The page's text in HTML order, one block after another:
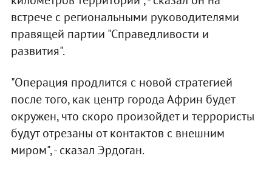
встрече с региональными руководителями
правящей партии "Справедливости и
развития".
"Операция продлится с новой стратегией
после того, как центр города Африн будет
окружен, что скоро произойдет и террористы
будут отрезаны от контактов с внешним
миром", - сказал Эрдоган.